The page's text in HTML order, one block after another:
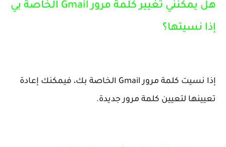
هل يمكنني تغيير كلمة مرور Gmail الخاصة بي
إذا نسيتها؟
إذا نسيت كلمة مرور Gmail الخاصة بك، فيمكنك إعادة
تعيينها لتعيين كلمة مرور جديدة.